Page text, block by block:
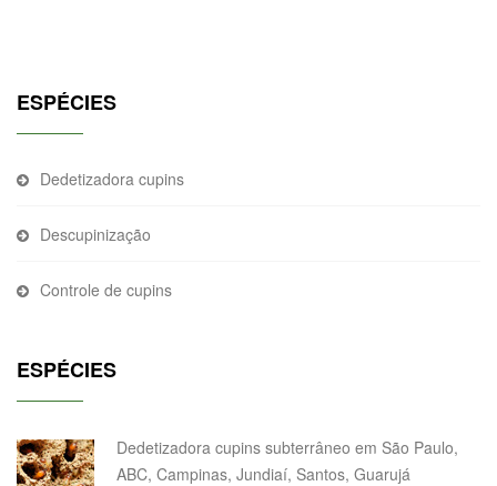
ESPÉCIES
Dedetizadora cupins
Descupinização
Controle de cupins
ESPÉCIES
Dedetizadora cupins subterrâneo em São Paulo,
ABC, Campinas, Jundiaí, Santos, Guarujá